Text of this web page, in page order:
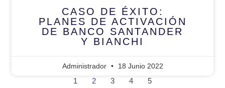
CASO DE ÉXITO:
PLANES DE ACTIVACIÓN
DE BANCO SANTANDER
Y BIANCHI
Administrador 18 Junio 2022
1 2 3 4 5